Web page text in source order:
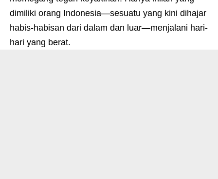
dimiliki orang Indonesia—sesuatu yang kini dihajar
habis-habisan dari dalam dan luar—menjalani hari-
hari yang berat.